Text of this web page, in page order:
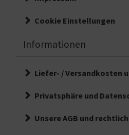
Cookie Einstellungen
Informationen
Liefer- / Versandkosten
Privatsphäre und
Unsere AGB und